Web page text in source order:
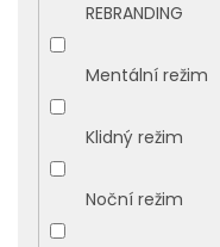
REBRANDING
Mentální režim
Klidný režim
Noční režim